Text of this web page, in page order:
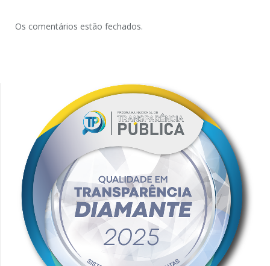
Os comentários estão fechados.